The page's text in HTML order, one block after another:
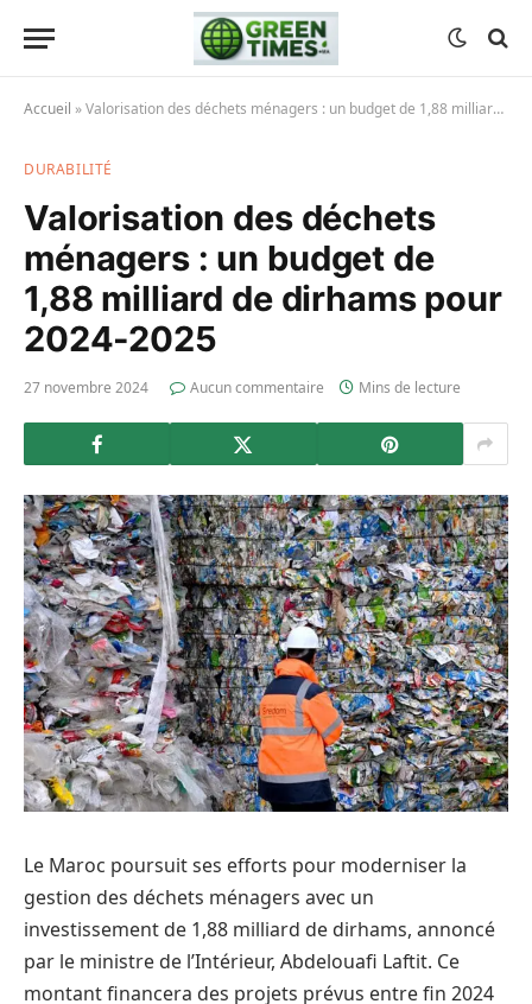
Accueil »Valorisation des déchets ménagers : un budget de 1,88 milliard de dirhams pour 2024-2025
DURABILITÉ
Valorisation des déchets
ménagers : un budget de
1,88 milliard de dirhams pour
2024-2025
27 novembre 2024 Aucun commentaire Mins de lecture
Le Maroc poursuit ses efforts pour moderniser la
gestion des déchets ménagers avec un
investissement de 1,88 milliard de dirhams, annoncé
par le ministre de l’Intérieur, Abdelouafi Laftit. Ce
montant financera des projets prévus entre fin 2024